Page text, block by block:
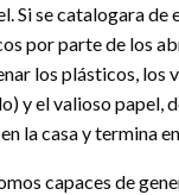
Si se catalogara
por parte de los
los plásticos, los
y el valioso papel,
la casa y termina
capaces de